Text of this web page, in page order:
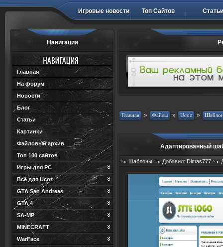
Игровые новости Топ Сайтов Статьи
Навигация
Главная
На форум
Новости
Блог
Статьи
Картинки
Файловый архив
Топ 100 сайтов
Игры для PC
Всё для Ucoz
GTA San Andreas
GTA 4
SA-MP
MINECRAFT
WarFace
» » »
Адаптированный
Шаблоны Добавил: Dimas777